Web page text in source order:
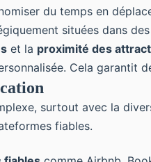
du temps en
situées dans
et la proximité des
Cela garantit
surtout avec la
fiables.